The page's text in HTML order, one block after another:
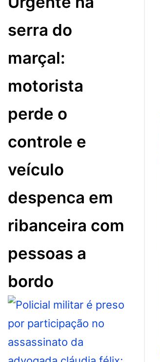
serra do
marçal:
motorista
perde o
controle e
veículo
despenca em
ribanceira com
pessoas a
bordo